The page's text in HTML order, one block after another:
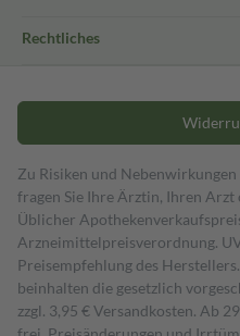
Rechtliches
Zu Risiken und Nebenwirkungen
fragen Sie Ihre Ärztin, Ihren
Üblicher
Arzneimittelpreisverordnung.
Preisempfehlung des
beinhalten die gesetzlich
zzgl. 3,95 € Versandkosten. Ab